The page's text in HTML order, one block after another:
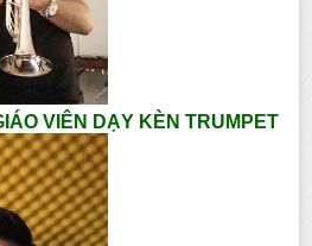
VIÊN DẠY KÈN TRUMPET